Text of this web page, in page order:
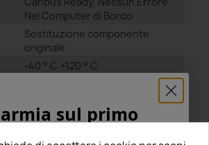
Nel Computer di Bordo
Sostituzione componente
originale
-40 ° C +120 ° C
IP67 sul primo